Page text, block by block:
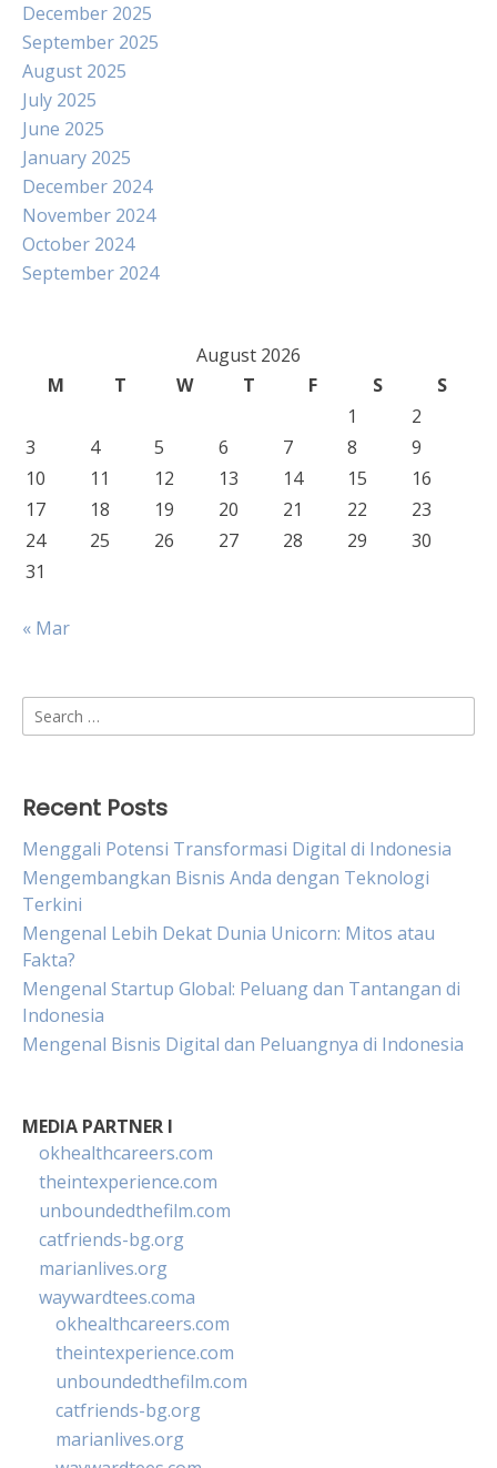
December 2025
September 2025
August 2025
July 2025
June 2025
January 2025
December 2024
November 2024
October 2024
September 2024
August 2026
M
T W T F S
S
1
2
3
4 5 6 7 8
9
10
11 12 13 14 15
16
17
18 19 20 21 22
23
24
25 26 27 28 29
30
31
« Mar
Search
for:
Recent Posts
Menggali Potensi Transformasi Digital di Indonesia
Mengembangkan Bisnis Anda dengan Teknologi
Terkini
Mengenal Lebih Dekat Dunia Unicorn: Mitos atau
Fakta?
Mengenal Startup Global: Peluang dan Tantangan di
Indonesia
Mengenal Bisnis Digital dan Peluangnya di Indonesia
MEDIA PARTNER I
okhealthcareers.com
theintexperience.com
unboundedthefilm.com
catfriends-bg.org
marianlives.org
waywardtees.coma
okhealthcareers.com
theintexperience.com
unboundedthefilm.com
catfriends-bg.org
marianlives.org